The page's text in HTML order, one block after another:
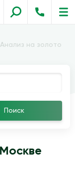
Анализ на золото
Поиск